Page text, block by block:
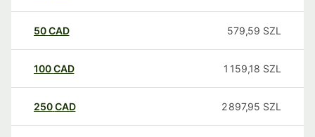
50CAD 579,59 SZL
100CAD 1 159,18 SZL
250CAD 2 897,95 SZL